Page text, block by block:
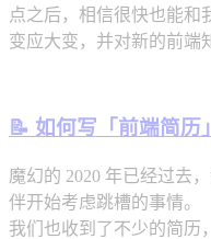
点之后，相信很快也能和
变应大变，并对新的前端
📝 如何写「前端简历
魔幻的 2020 年已经过去
伴开始考虑跳槽的事情。
我们也收到了不少的简历